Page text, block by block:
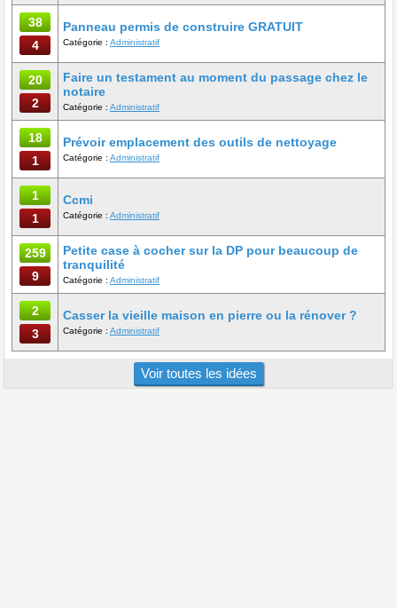
38
4
Panneau permis de construire GRATUIT
Catégorie : Administratif
20
2
Faire un testament au moment du passage chez le
notaire
Catégorie : Administratif
18
1
Prévoir emplacement des outils de nettoyage
Catégorie : Administratif
1
1
Ccmi
Catégorie : Administratif
259
9
Petite case à cocher sur la DP pour beaucoup de
tranquilité
Catégorie : Administratif
2
3
Casser la vieille maison en pierre ou la rénover ?
Catégorie : Administratif
Voir toutes les idées